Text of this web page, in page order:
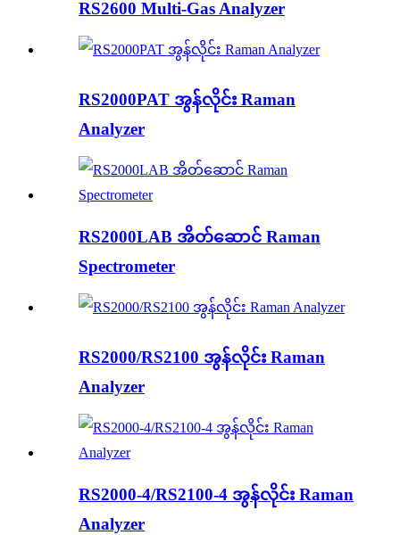
RS2600 Multi-Gas Analyzer
RS2000PAT အွန်လိုင်း Raman
Analyzer
RS2000LAB အိတ်ဆောင် Raman
Spectrometer
RS2000/RS2100 အွန်လိုင်း Raman
Analyzer
RS2000-4/RS2100-4 အွန်လိုင်း Raman
Analyzer